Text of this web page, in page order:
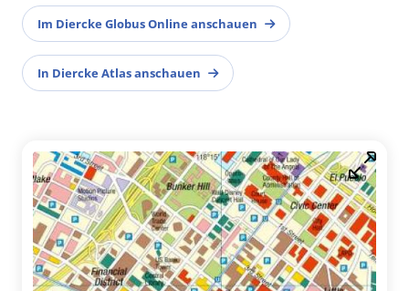
Im Diercke Globus Online anschauen
In Diercke Atlas anschauen